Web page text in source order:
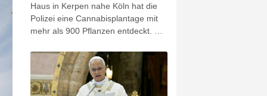
Haus in Kerpen nahe Köln hat die
Polizei eine Cannabisplantage mit
mehr als 900 Pflanzen entdeckt. Ein
Ort festgenommen, wie die Polizei
in Bergheim und die Kölner
Staatsanwaltschaft am Freitag
mitteilten. Die Ermittler waren